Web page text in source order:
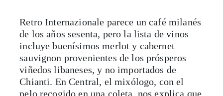
Retro Internazionale parece un café milanés
de los años sesenta, pero la lista de vinos
incluye buenísimos merlot y cabernet
sauvignon provenientes de los prósperos
viñedos libaneses, y no importados de
Chianti. En Central, el mixólogo, con el
pelo recogido en una coleta, nos explica que